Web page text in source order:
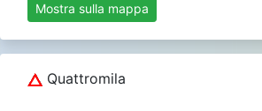
Mostra sulla mappa
Quattromila